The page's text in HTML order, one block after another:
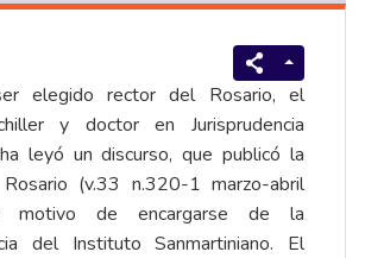
elegido rector del Rosario, el
y doctor en Jurisprudencia
leyó un discurso, que publicó la
(v.33 n.320-1 marzo-abril
motivo de encargarse de la
del Instituto Sanmartiniano. El